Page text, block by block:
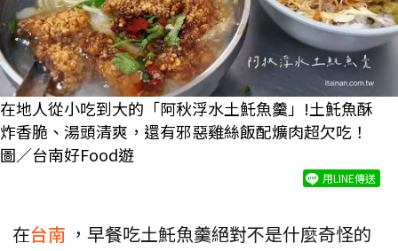
在地人從小吃到大的「阿秋浮水土魠魚羹」!土魠魚酥
炸香脆、湯頭清爽，還有邪惡雞絲飯配爌肉超欠吃！
圖／台南好Food遊
用LINE傳送
在台南 ，早餐吃土魠魚羹絕對不是什麼奇怪的